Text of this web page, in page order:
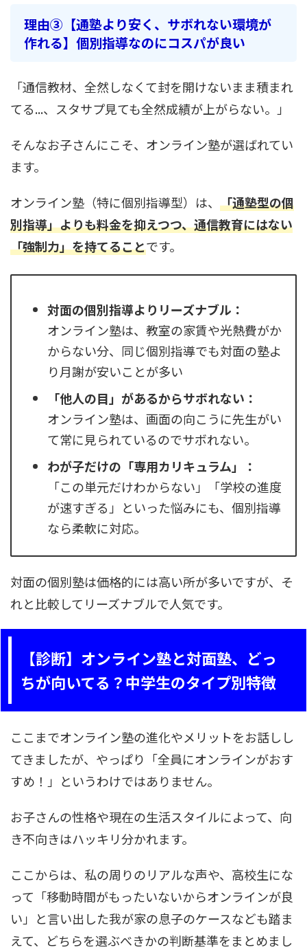
理由③ 【通塾より安く、サボれない環境が
作れる】個別指導なのにコスパが良い
「通信教材、全然しなくて封を開けないまま積まれ
てる...、スタサプ見ても全然成績が上がらない。」
そんなお子さんにこそ、オンライン塾が選ばれてい
ます。
オンライン塾（特に個別指導型）は、 「通塾型の個
別指導」よりも料金を抑えつつ、通信教育にはない
「強制力」を持てることです。
対面の個別指導よりリーズナブル：
オンライン塾は、教室の家賃や光熱費がか
からない分、同じ個別指導でも対面の塾よ
り月謝が安いことが多い
「他人の目」があるからサボれない：
オンライン塾は、画面の向こうに先生がい
て常に見られているのでサボれない。
わが子だけの「専用カリキュラム」：
「この単元だけわからない」「学校の進度
が速すぎる」といった悩みにも、個別指導
なら柔軟に対応。
対面の個別塾は価格的には高い所が多いですが、そ
れと比較してリーズナブルで人気です。
【診断】オンライン塾と対面塾、どっ
ちが向いてる？中学生のタイプ別特徴
ここまでオンライン塾の進化やメリットをお話しし
てきましたが、やっぱり「全員にオンラインがおす
すめ！」というわけではありません。
お子さんの性格や現在の生活スタイルによって、向
き不向きはハッキリ分かれます。
ここからは、私の周りのリアルな声や、高校生にな
って「移動時間がもったいないからオンラインが良
い」と言い出した我が家の息子のケースなども踏ま
えて、どちらを選ぶべきかの判断基準をまとめまし